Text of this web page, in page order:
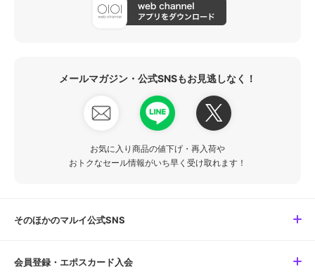
メールマガジン・公式SNSもお見逃しなく！
お気に入り商品の値下げ・再入荷や
おトクなセール情報がいち早く受け取れます！
そのほかのマルイ公式SNS
会員登録・エポスカード入会